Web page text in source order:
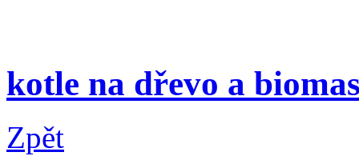
kotle na dřevo a
Zpět